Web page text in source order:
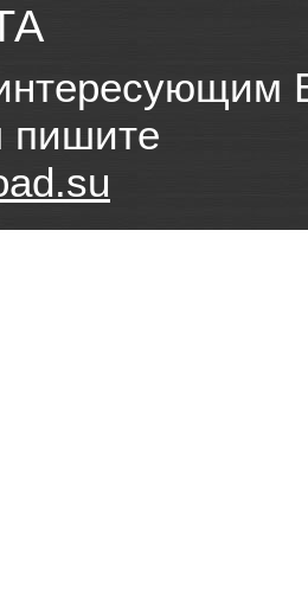
пишите